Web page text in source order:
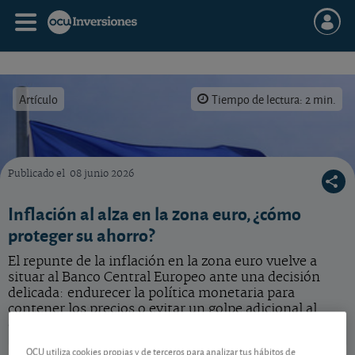
Artículo Tiempo de lectura: 2 min.
Para el pequeño inversor, este escenario de inflación al alza exige prudencia, pero
Publicado el 08 junio 2026
Inflación al alza en la zona euro, ¿cómo
proteger su ahorro?
El repunte de la inflación en la zona euro vuelve a
situar al Banco Central Europeo ante una decisión
delicada: endurecer la política monetaria para
contener los precios o evitar un golpe adicional al
OCU utiliza cookies propias y de terceros para analizar tus hábitos de